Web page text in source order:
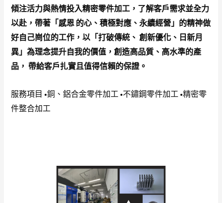
傾注活力與熱情投入精密零件加工，了解客戶需求並全力
以赴，帶著「感恩 的心、積極對應、永續經營」的精神做
好自己崗位的工作，以「打破傳統、 創新優化、日新月
異」為理念提升自我的價值，創造高品質、高水準的產
品， 帶給客戶扎實且值得信賴的保證。
服務項目 •銅、鋁合金零件加工 •不鏽鋼零件加工 •精密零
件整合加工